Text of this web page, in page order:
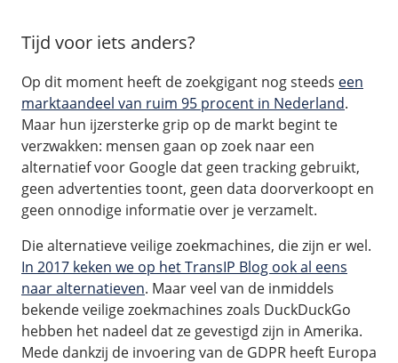
Weekly Backups
/Overig
API
Fast Installs
Netwerk
BladeVPS
PerformanceVPS
Tijd voor iets anders?
Op dit moment heeft de zoekgigant nog steeds een
marktaandeel van ruim 95 procent in Nederland.
Maar hun ijzersterke grip op de markt begint te
verzwakken: mensen gaan op zoek naar een
alternatief voor Google dat geen tracking gebruikt,
geen advertenties toont, geen data doorverkoopt en
geen onnodige informatie over je verzamelt.
Die alternatieve veilige zoekmachines, die zijn er wel.
In 2017 keken we op het TransIP Blog ook al eens
naar alternatieven. Maar veel van de inmiddels
bekende veilige zoekmachines zoals DuckDuckGo
hebben het nadeel dat ze gevestigd zijn in Amerika.
Mede dankzij de invoering van de GDPR heeft Europa